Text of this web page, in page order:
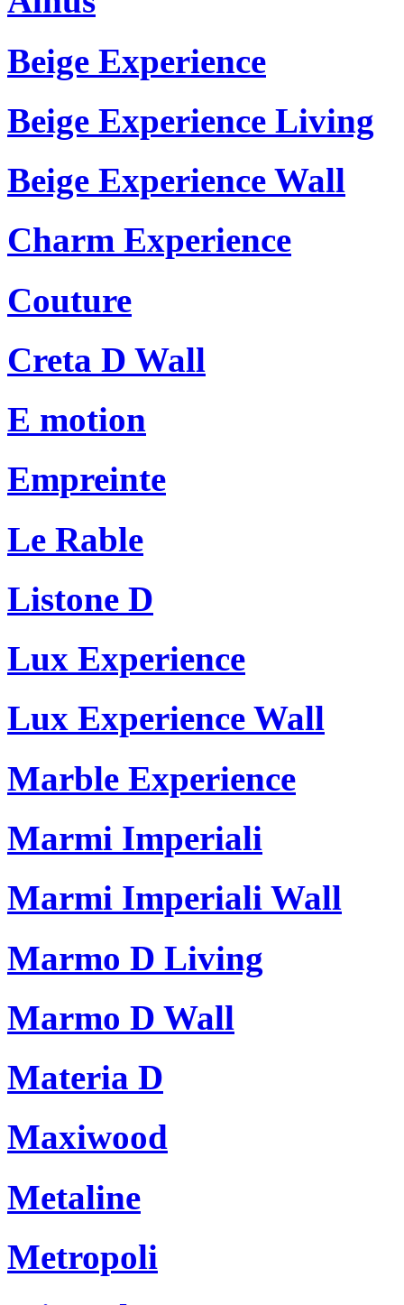
Beige Experience
Beige Experience Living
Beige Experience Wall
Charm Experience
Couture
Creta D Wall
E motion
Empreinte
Le Rable
Listone D
Lux Experience
Lux Experience Wall
Marble Experience
Marmi Imperiali
Marmi Imperiali Wall
Marmo D Living
Marmo D Wall
Materia D
Maxiwood
Metaline
Metropoli